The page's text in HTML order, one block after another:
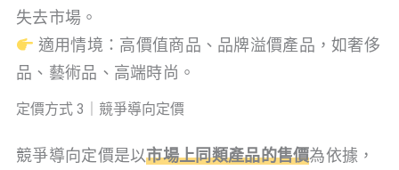
失去市場。
適用情境：高價值商品、品牌溢價產品，如奢侈
品、藝術品、高端時尚。
定價方式 3｜競爭導向定價
競爭導向定價是以市場上同類產品的售價為依據，